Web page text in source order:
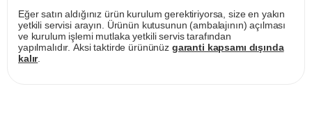
Eğer satın aldığınız ürün kurulum gerektiriyorsa, size en yakın
yetkili servisi arayın. Ürünün kutusunun (ambalajının) açılması
ve kurulum işlemi mutlaka yetkili servis tarafından
yapılmalıdır. Aksi taktirde ürününüz garanti kapsamı dışında
kalır.